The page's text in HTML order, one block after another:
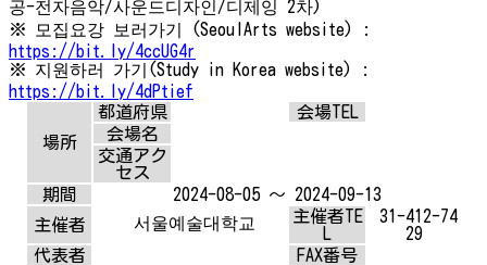
공-전자음악/사운드디자인/디제잉 2차)
※ 모집요강 보러가기 (SeoulArts website) :
https://bit.ly/4ccUG4r
※ 지원하러 가기(Study in Korea website) :
https://bit.ly/4dPtief
場所
都道府県
会場TEL
会場名
交通アク
セス
期間
2024-08-05 ～ 2024-09-13
主催者
서울예술대학교
主催者TE
31-412-74
29
代表者
FAX番号